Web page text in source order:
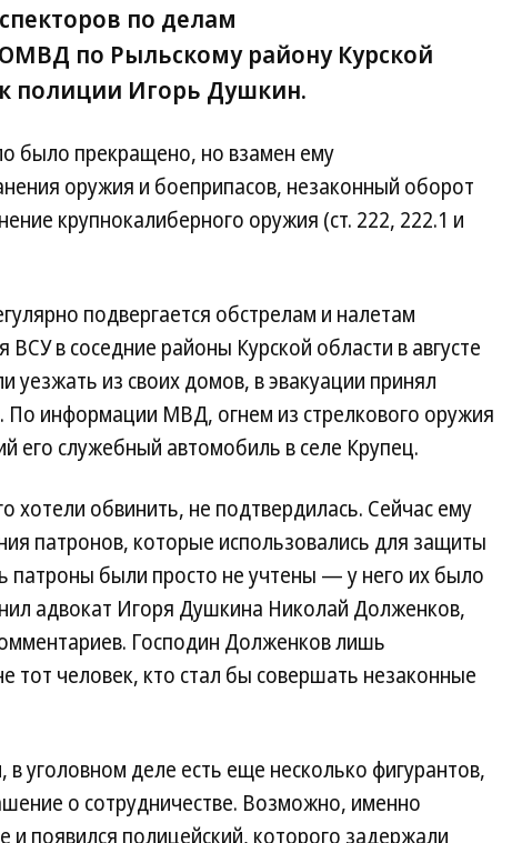
по делам
по Рыльскому району Курской
полиции Игорь Душкин.
было прекращено, но взамен ему
оружия и боеприпасов, незаконный оборот
крупнокалиберного оружия (ст. 222, 222.1 и
подвергается обстрелам и налетам
в соседние районы Курской области в августе
уезжать из своих домов, в эвакуации принял
По информации МВД, огнем из стрелкового оружия
его служебный автомобиль в селе Крупец.
хотели обвинить, не подтвердилась. Сейчас ему
патронов, которые использовались для защиты
патроны были просто не учтены — у него их было
адвокат Игоря Душкина Николай Долженков,
Господин Долженков лишь
тот человек, кто стал бы совершать незаконные
уголовном деле есть еще несколько фигурантов,
о сотрудничестве. Возможно, именно
и появился полицейский, которого задержали